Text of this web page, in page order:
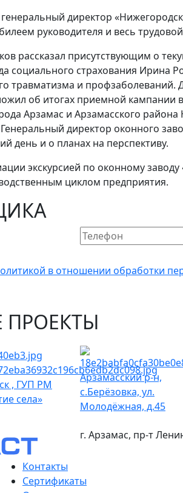
директор
руководителя и весь
рассказал присутствующим о
социального страхования
травматизма и
об итогах приемной кампании
Арзамас и Арзамасского
директор оконного
день и о планах на перспективу.
экскурсией по оконному
циклом предприятия.
в отношении обработки
, ГУП РМ
села»
Арзамасский р-н,
с.Берёзовка, ул.
Молодёжная, д.45
г. Арзамас, пр-т
Контакты
Сертификаты